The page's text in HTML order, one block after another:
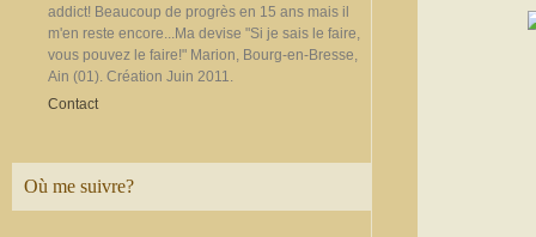
addict! Beaucoup de progrès en 15 ans mais il
m'en reste encore...Ma devise "Si je sais le faire,
vous pouvez le faire!" Marion, Bourg-en-Bresse,
Ain (01). Création Juin 2011.
Contact
Où me suivre?